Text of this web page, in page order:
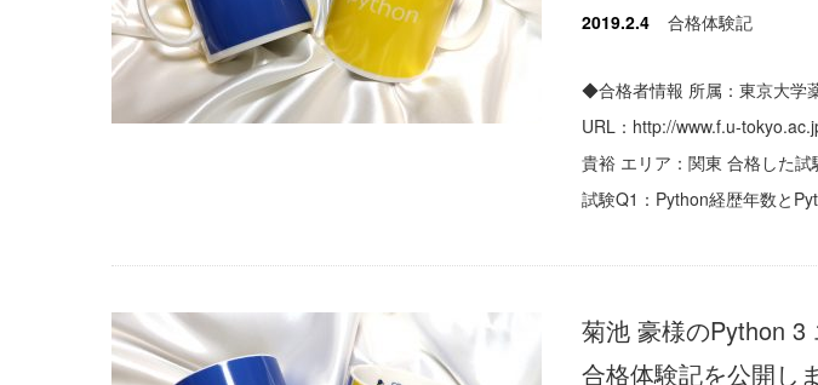
2019.2.4 合格体験記
◆合格者情報 所属：東京大学
URL：http://www.f.u-
貴裕 エリア：関東 合格した
試験Q1：Python経歴年数と
菊池 豪様のPython 3
合格体験記を公開し